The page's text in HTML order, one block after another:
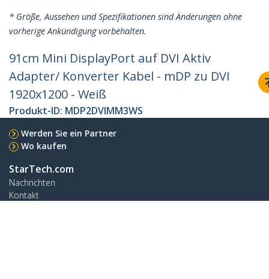
* Größe, Aussehen und Spezifikationen sind Änderungen ohne
vorherige Ankündigung vorbehalten.
91cm Mini DisplayPort auf DVI Aktiv
Adapter/ Konverter Kabel - mDP zu DVI
1920x1200 - Weiß
Produkt-ID: MDP2DVIMM3WS
Werden Sie ein Partner
Wo kaufen
StarTech.com
Nachrichten
Kontakt